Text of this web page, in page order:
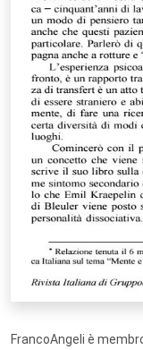
FrancoAngeli è